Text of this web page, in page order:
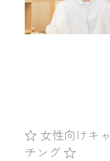
☆ 女性向けキ
チング ☆